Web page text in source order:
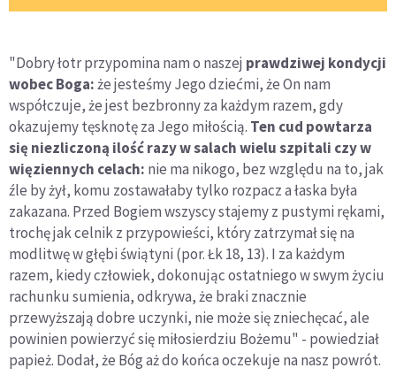
"Dobry łotr przypomina nam o naszej prawdziwej kondycji
wobec Boga:że jesteśmy Jego dziećmi, że On nam
współczuje, że jest bezbronny za każdym razem, gdy
okazujemy tęsknotę za Jego miłością. Ten cud powtarza
się niezliczoną ilość razy w salach wielu szpitali czy w
więziennych celach: nie ma nikogo, bez względu na to, jak
źle by żył, komu zostawałaby tylko rozpacz a łaska była
zakazana. Przed Bogiem wszyscy stajemy z pustymi rękami,
trochę jak celnik z przypowieści, który zatrzymał się na
modlitwę w głębi świątyni (por. Łk 18, 13). I za każdym
razem, kiedy człowiek, dokonując ostatniego w swym życiu
rachunku sumienia, odkrywa, że braki znacznie
przewyższają dobre uczynki, nie może się zniechęcać, ale
powinien powierzyć się miłosierdziu Bożemu" - powiedział
papież. Dodał, że Bóg aż do końca oczekuje na nasz powrót.